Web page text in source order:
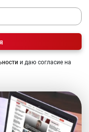
и даю согласие на